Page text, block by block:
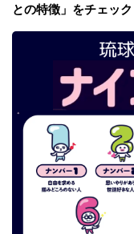
との特徴」をチェック